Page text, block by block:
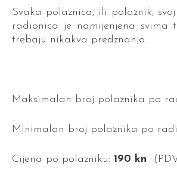
Svaka polaznica, ili polaznik,
radionica je namijenjena svima
trebaju nikakva predznanja.
Maksimalan broj polaznika po
Minimalan broj polaznika po
Cijena po polazniku: 190 kn